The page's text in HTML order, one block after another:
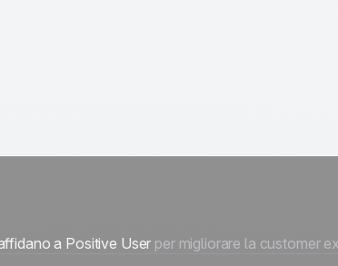
a Positive User per migliorare la customer